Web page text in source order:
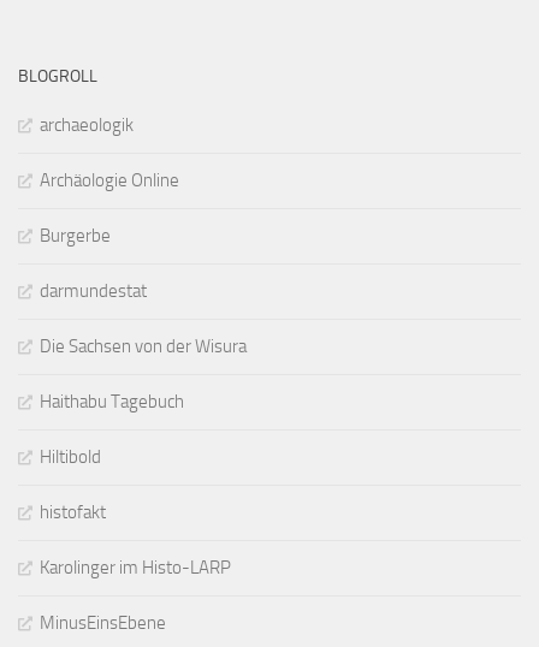
BLOGROLL
archaeologik
Archäologie Online
Burgerbe
darmundestat
Die Sachsen von der Wisura
Haithabu Tagebuch
Hiltibold
histofakt
Karolinger im Histo-LARP
MinusEinsEbene